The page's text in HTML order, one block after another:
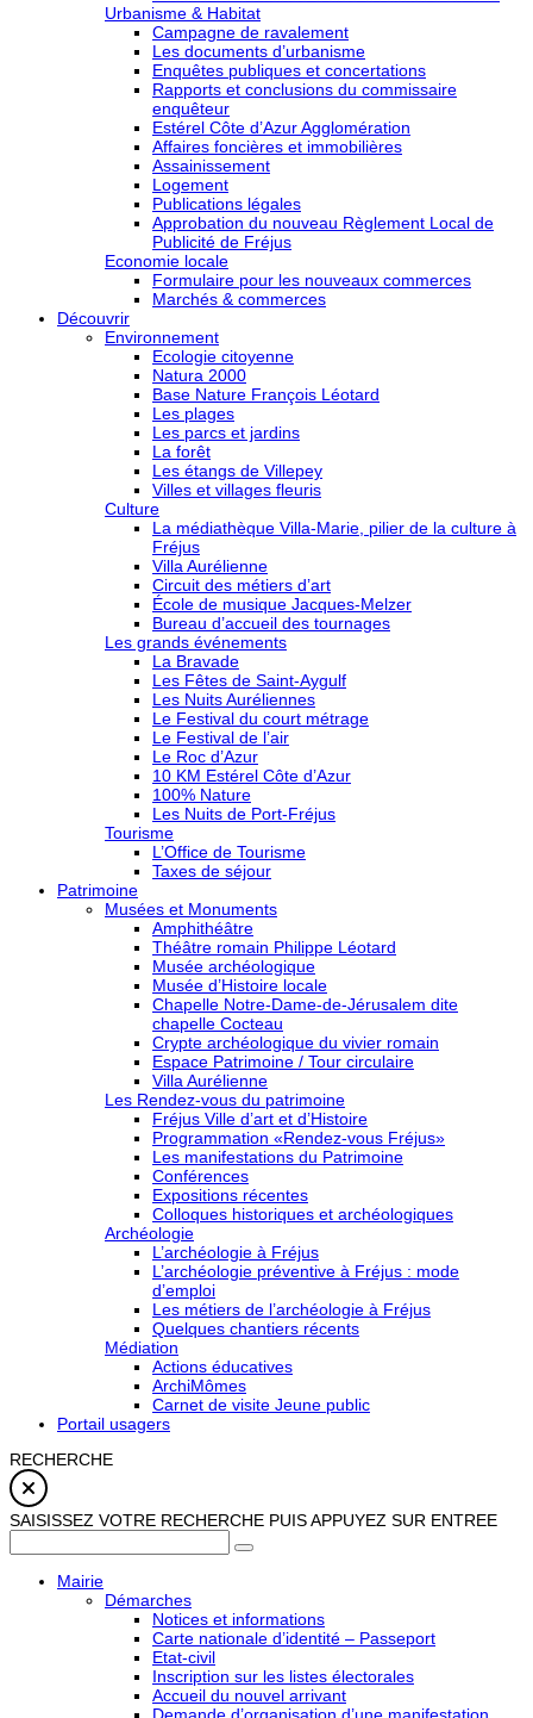
Urbanisme & Habitat
Campagne de ravalement
Les documents d’urbanisme
Enquêtes publiques et concertations
Rapports et conclusions du commissaire
enquêteur
Estérel Côte d’Azur Agglomération
Affaires foncières et immobilières
Assainissement
Logement
Publications légales
Approbation du nouveau Règlement Local de
Publicité de Fréjus
Economie locale
Formulaire pour les nouveaux commerces
Marchés & commerces
Découvrir
Environnement
Ecologie citoyenne
Natura 2000
Base Nature François Léotard
Les plages
Les parcs et jardins
La forêt
Les étangs de Villepey
Villes et villages fleuris
Culture
La médiathèque Villa-Marie, pilier de la culture à
Fréjus
Villa Aurélienne
Circuit des métiers d’art
École de musique Jacques-Melzer
Bureau d’accueil des tournages
Les grands événements
La Bravade
Les Fêtes de Saint-Aygulf
Les Nuits Auréliennes
Le Festival du court métrage
Le Festival de l’air
Le Roc d’Azur
10 KM Estérel Côte d’Azur
100% Nature
Les Nuits de Port-Fréjus
Tourisme
L’Office de Tourisme
Taxes de séjour
Patrimoine
Musées et Monuments
Amphithéâtre
Théâtre romain Philippe Léotard
Musée archéologique
Musée d’Histoire locale
Chapelle Notre-Dame-de-Jérusalem dite
chapelle Cocteau
Crypte archéologique du vivier romain
Espace Patrimoine / Tour circulaire
Villa Aurélienne
Les Rendez-vous du patrimoine
Fréjus Ville d’art et d’Histoire
Programmation «Rendez-vous Fréjus»
Les manifestations du Patrimoine
Conférences
Expositions récentes
Colloques historiques et archéologiques
Archéologie
L’archéologie à Fréjus
L’archéologie préventive à Fréjus : mode
d’emploi
Les métiers de l’archéologie à Fréjus
Quelques chantiers récents
Médiation
Actions éducatives
ArchiMômes
Carnet de visite Jeune public
Portail usagers
RECHERCHE
SAISISSEZ VOTRE RECHERCHE PUIS APPUYEZ SUR ENTREE
Mairie
Démarches
Notices et informations
Carte nationale d’identité – Passeport
Etat-civil
Inscription sur les listes électorales
Accueil du nouvel arrivant